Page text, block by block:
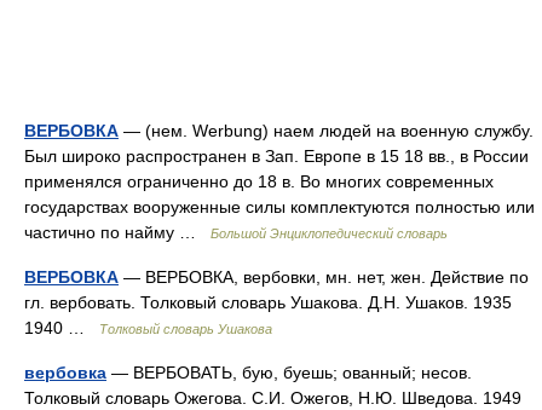
ВЕРБОВКА — (нем. Werbung) наем людей на военную службу.
Был широко распространен в Зап. Европе в 15 18 вв., в России
применялся ограниченно до 18 в. Во многих современных
государствах вооруженные силы комплектуются полностью или
частично по найму …
Большой Энциклопедический словарь
ВЕРБОВКА — ВЕРБОВКА, вербовки, мн. нет, жен. Действие по
гл. вербовать. Толковый словарь Ушакова. Д.Н. Ушаков. 1935
1940 …
Толковый словарь Ушакова
вербовка — ВЕРБОВАТЬ, бую, буешь; ованный; несов.
Толковый словарь Ожегова. С.И. Ожегов, Н.Ю. Шведова. 1949